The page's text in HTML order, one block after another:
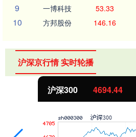
9 一博科技 53.33
10 方邦股份 146.16
沪深京行情 实时轮播
沪深300 4694.44